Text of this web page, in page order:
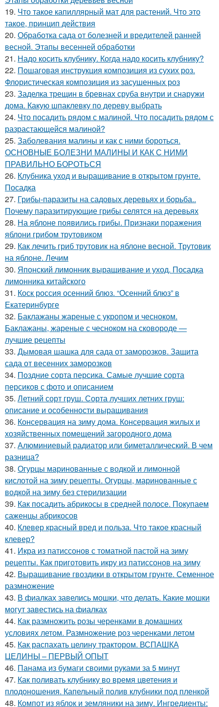
19. Что такое капиллярный мат для растений. Что это
такое, принцип действия
20. Обработка сада от болезней и вредителей ранней
весной. Этапы весенней обработки
21. Надо косить клубнику. Когда надо косить клубнику?
22. Пошаговая инструкция композиция из сухих роз.
Флористическая композиция из засушенных роз
23. Заделка трещин в бревнах сруба внутри и снаружи
дома. Какую шпаклевку по дереву выбрать
24. Что посадить рядом с малиной. Что посадить рядом с
разрастающейся малиной?
25. Заболевания малины и как с ними бороться.
ОСНОВНЫЕ БОЛЕЗНИ МАЛИНЫ И КАК С НИМИ
ПРАВИЛЬНО БОРОТЬСЯ
26. Клубника уход и выращивание в открытом грунте.
Посадка
27. Грибы-паразиты на садовых деревьях и борьба..
Почему паразитирующие грибы селятся на деревьях
28. На яблоне появились грибы. Признаки поражения
яблони грибом трутовиком
29. Как лечить гриб трутовик на яблоне весной. Трутовик
на яблоне. Лечим
30. Японский лимонник выращивание и уход. Посадка
лимонника китайского
31. Коск россия осенний блюз. “Осенний блюз” в
Екатеринбурге
32. Баклажаны жареные с укропом и чесноком.
Баклажаны, жареные с чесноком на сковороде —
лучшие рецепты
33. Дымовая шашка для сада от заморозков. Защита
сада от весенних заморозков
34. Поздние сорта персика. Самые лучшие сорта
персиков с фото и описанием
35. Летний сорт груш. Сорта лучших летних груш:
описание и особенности выращивания
36. Консервация на зиму дома. Консервация жилых и
хозяйственных помещений загородного дома
37. Алюминиевый радиатор или биметаллический. В чем
разница?
38. Огурцы маринованные с водкой и лимонной
кислотой на зиму рецепты. Огурцы, маринованные с
водкой на зиму без стерилизации
39. Как посадить абрикосы в средней полосе. Покупаем
саженцы абрикосов
40. Клевер красный вред и польза. Что такое красный
клевер?
41. Икра из патиссонов с томатной пастой на зиму
рецепты. Как приготовить икру из патиссонов на зиму
42. Выращивание гвоздики в открытом грунте. Семенное
размножение
43. В фиалках завелись мошки, что делать. Какие мошки
могут завестись на фиалках
44. Как размножить розы черенками в домашних
условиях летом. Размножение роз черенками летом
45. Как распахать целину трактором. ВСПАШКА
ЦЕЛИНЫ – ПЕРВЫЙ ОПЫТ
46. Панама из бумаги своими руками за 5 минут
47. Как поливать клубнику во время цветения и
плодоношения. Капельный полив клубники под пленкой
48. Компот из яблок и земляники на зиму. Ингредиенты: